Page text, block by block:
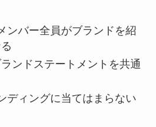
ンバー全員がブランドを紹
ンドステートメントを共通
ディングに当てはまらない